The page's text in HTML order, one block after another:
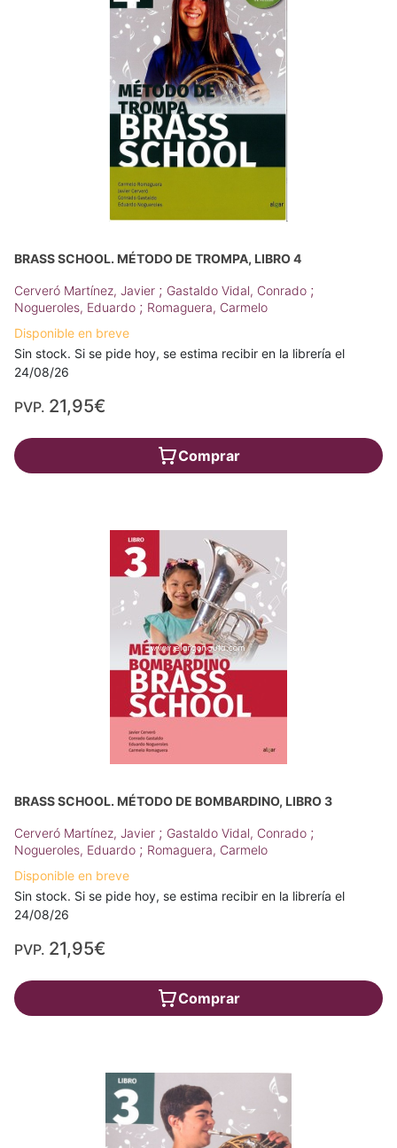
BRASS SCHOOL. MÉTODO DE TROMPA, LIBRO 4
Cerveró Martínez, Javier ; Gastaldo Vidal, Conrado ;
Nogueroles, Eduardo ; Romaguera, Carmelo
Disponible en breve
Sin stock. Si se pide hoy, se estima recibir en la librería el
24/08/26
PVP. 21,95€
Comprar
BRASS SCHOOL. MÉTODO DE BOMBARDINO, LIBRO 3
Cerveró Martínez, Javier ; Gastaldo Vidal, Conrado ;
Nogueroles, Eduardo ; Romaguera, Carmelo
Disponible en breve
Sin stock. Si se pide hoy, se estima recibir en la librería el
24/08/26
PVP. 21,95€
Comprar